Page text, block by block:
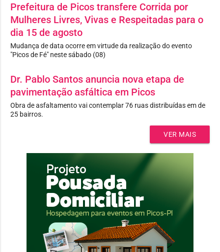
Prefeitura de Picos transfere Corrida por
Mulheres Livres, Vivas e Respeitadas para o
dia 15 de agosto
Mudança de data ocorre em virtude da realização do evento
"Picos de Fé" neste sábado (08)
Dr. Pablo Santos anuncia nova etapa de
pavimentação asfáltica em Picos
Obra de asfaltamento vai contemplar 76 ruas distribuídas em de
25 bairros.
VER MAIS